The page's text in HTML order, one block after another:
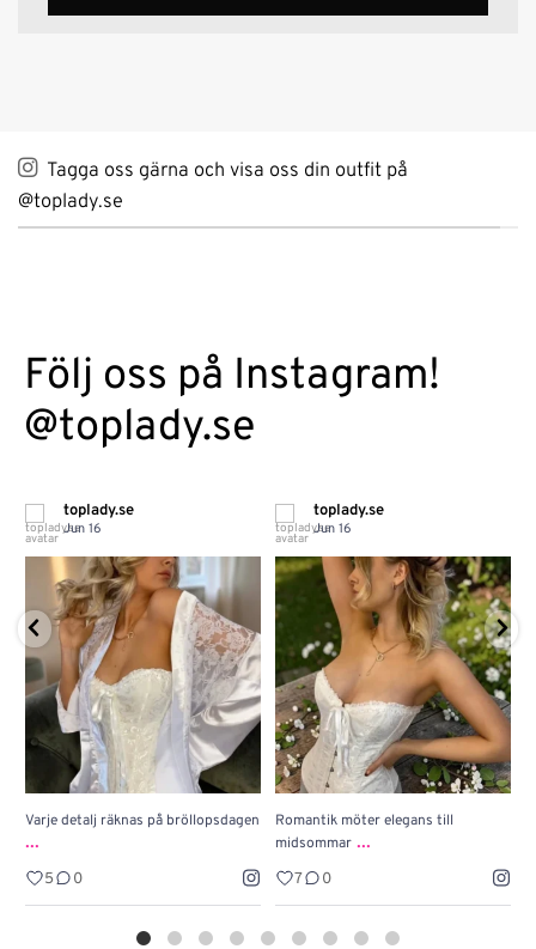
Tagga oss gärna och visa oss din outfit på
@toplady.se
Följ oss på Instagram!
@toplady.se
toplady.se
Jun 16
Varje detalj räknas på bröllopsdagen
...
5 0
toplady.se
Jun 16
Romantik möter elegans till
midsommar ...
7 0